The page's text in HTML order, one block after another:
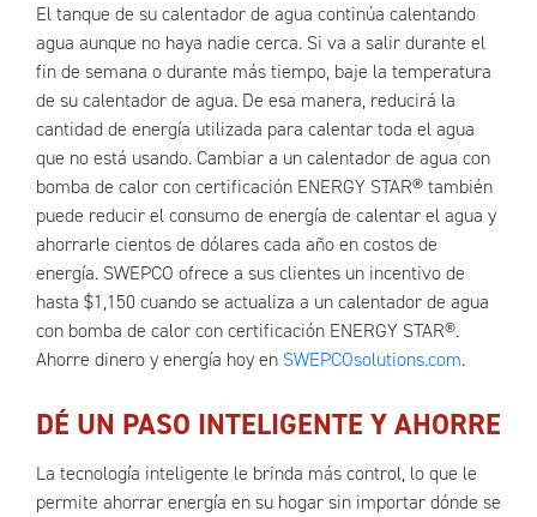
El tanque de su calentador de agua continúa calentando
agua aunque no haya nadie cerca. Si va a salir durante el
fin de semana o durante más tiempo, baje la temperatura
de su calentador de agua. De esa manera, reducirá la
cantidad de energía utilizada para calentar toda el agua
que no está usando. Cambiar a un calentador de agua con
bomba de calor con certificación ENERGY STAR® también
puede reducir el consumo de energía de calentar el agua y
ahorrarle cientos de dólares cada año en costos de
energía. SWEPCO ofrece a sus clientes un incentivo de
hasta $1,150 cuando se actualiza a un calentador de agua
con bomba de calor con certificación ENERGY STAR®.
Ahorre dinero y energía hoy en SWEPCOsolutions.com.
DÉ UN PASO INTELIGENTE Y AHORRE
La tecnología inteligente le brinda más control, lo que le
permite ahorrar energía en su hogar sin importar dónde se